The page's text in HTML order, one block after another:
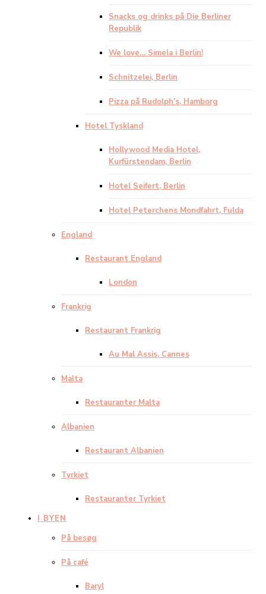
Snacks og drinks på Die Berliner
Republik
We love… Simela i Berlin!
Schnitzelei, Berlin
Pizza på Rudolph’s, Hamborg
Hotel Tyskland
Hollywood Media Hotel,
Kurfürstendam, Berlin
Hotel Seifert, Berlin
Hotel Peterchens Mondfahrt, Fulda
England
Restaurant England
London
Frankrig
Restaurant Frankrig
Au Mal Assis, Cannes
Malta
Restauranter Malta
Albanien
Restaurant Albanien
Tyrkiet
Restauranter Tyrkiet
I BYEN
På besøg
På café
Baryl